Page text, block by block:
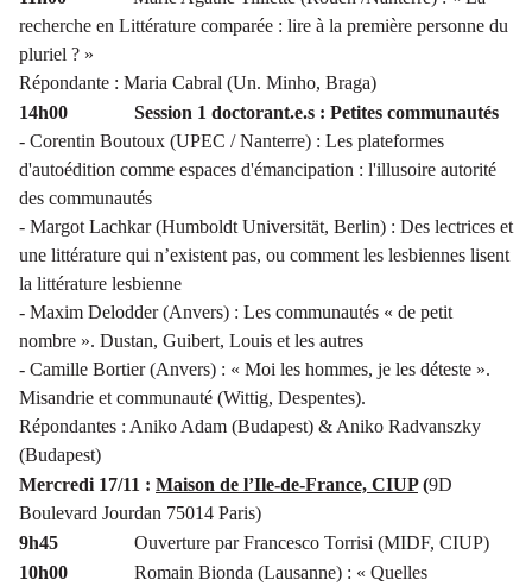
recherche en Littérature comparée : lire à la première personne du
pluriel ? »
Répondante : Maria Cabral (Un. Minho, Braga)
14h00
Session 1 doctorant.e.s : Petites communautés
- Corentin Boutoux (UPEC / Nanterre) : Les plateformes
d'autoédition comme espaces d'émancipation : l'illusoire autorité
des communautés
- Margot Lachkar (Humboldt Universität, Berlin) : Des lectrices et
une littérature qui n’existent pas, ou comment les lesbiennes lisent
la littérature lesbienne
- Maxim Delodder (Anvers) : Les communautés « de petit
nombre ». Dustan, Guibert, Louis et les autres
- Camille Bortier (Anvers) : « Moi les hommes, je les déteste ».
Misandrie et communauté (Wittig, Despentes).
Répondantes : Aniko Adam (Budapest) & Aniko Radvanszky
(Budapest)
Mercredi 17/11 : Maison de l’Ile-de-France, CIUP(9D
Boulevard Jourdan 75014 Paris)
9h45 Ouverture par Francesco Torrisi (MIDF, CIUP)
10h00 Romain Bionda (Lausanne) : « Quelles